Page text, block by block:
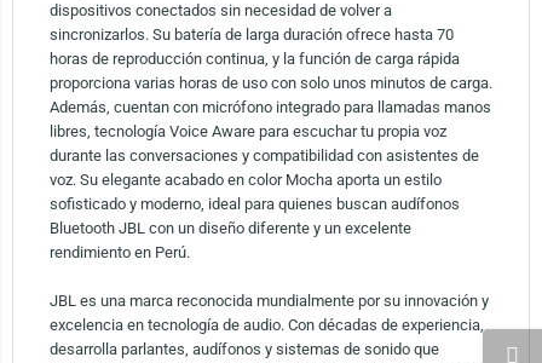
dispositivos conectados sin necesidad de volver a
sincronizarlos. Su batería de larga duración ofrece hasta 70
horas de reproducción continua, y la función de carga rápida
proporciona varias horas de uso con solo unos minutos de carga.
Además, cuentan con micrófono integrado para llamadas manos
libres, tecnología Voice Aware para escuchar tu propia voz
durante las conversaciones y compatibilidad con asistentes de
voz. Su elegante acabado en color Mocha aporta un estilo
sofisticado y moderno, ideal para quienes buscan audífonos
Bluetooth JBL con un diseño diferente y un excelente
rendimiento en Perú.
JBL es una marca reconocida mundialmente por su innovación y
excelencia en tecnología de audio. Con décadas de experiencia,
desarrolla parlantes, audífonos y sistemas de sonido que